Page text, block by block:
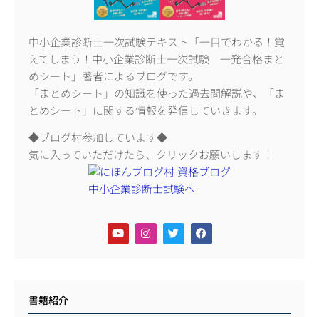
中小企業診断士一次試験テキスト「一目でわかる！覚
えてしまう！中小企業診断士一次試験 一発合格まと
めシート」著者によるブログです。
「まとめシート」の知識を使った過去問解説や、「ま
とめシート」に関する情報を発信していきます。
◆ブログ村参加しています◆
気に入っていただけたら、クリックお願いします！
書籍紹介